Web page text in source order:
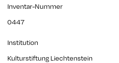
Inventar-Nummer
0447
Institution
Kulturstiftung Liechtenstein